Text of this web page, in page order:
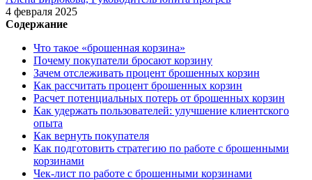
4 февраля 2025
Содержание
Что такое «брошенная корзина»
Почему покупатели бросают корзину
Зачем отслеживать процент брошенных корзин
Как рассчитать процент брошенных корзин
Расчет потенциальных потерь от брошенных корзин
Как удержать пользователей: улучшение клиентского
опыта
Как вернуть покупателя
Как подготовить стратегию по работе с брошенными
корзинами
Чек-лист по работе с брошенными корзинами